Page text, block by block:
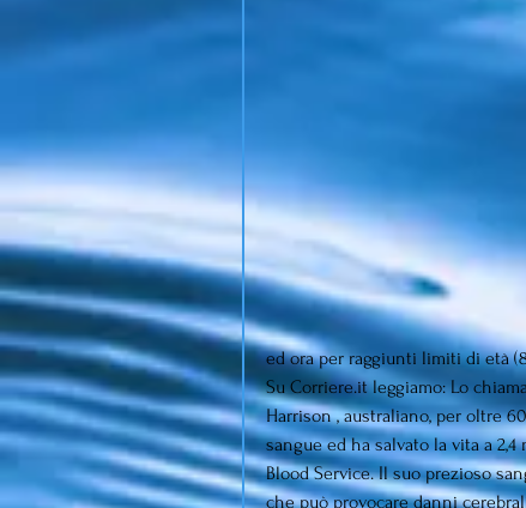
ed ora per raggiunti limiti di età
Su Corriere.it leggiamo: Lo
Harrison , australiano, per oltre
sangue ed ha salvato la vita a
Blood Service. Il suo prezioso
che può provocare danni